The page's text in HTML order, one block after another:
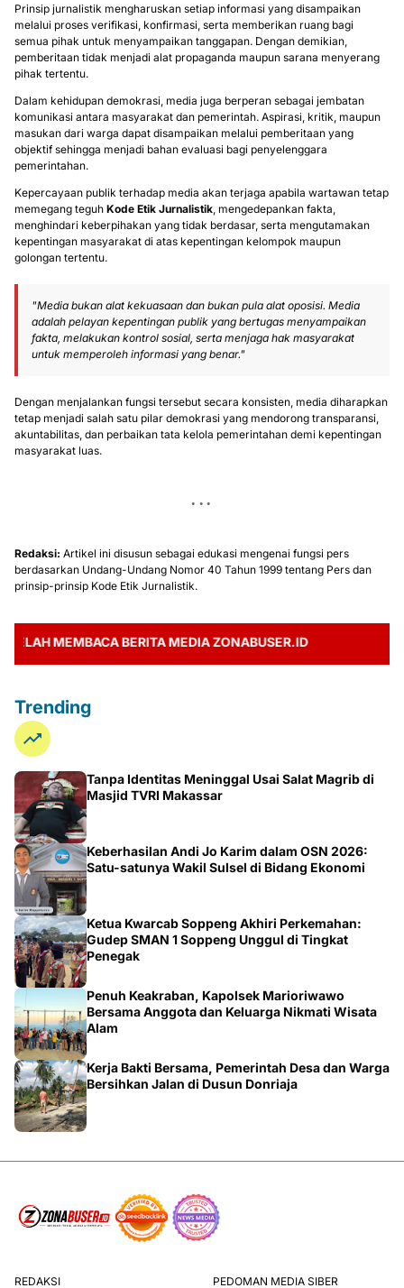
Prinsip jurnalistik mengharuskan setiap informasi yang disampaikan
melalui proses verifikasi, konfirmasi, serta memberikan ruang bagi
semua pihak untuk menyampaikan tanggapan. Dengan demikian,
pemberitaan tidak menjadi alat propaganda maupun sarana menyerang
pihak tertentu.
Dalam kehidupan demokrasi, media juga berperan sebagai jembatan
komunikasi antara masyarakat dan pemerintah. Aspirasi, kritik, maupun
masukan dari warga dapat disampaikan melalui pemberitaan yang
objektif sehingga menjadi bahan evaluasi bagi penyelenggara
pemerintahan.
Kepercayaan publik terhadap media akan terjaga apabila wartawan tetap
memegang teguh Kode Etik Jurnalistik , mengedepankan fakta,
menghindari keberpihakan yang tidak berdasar, serta mengutamakan
kepentingan masyarakat di atas kepentingan kelompok maupun
golongan tertentu.
"Media bukan alat kekuasaan dan bukan pula alat oposisi. Media
adalah pelayan kepentingan publik yang bertugas menyampaikan
fakta, melakukan kontrol sosial, serta menjaga hak masyarakat
untuk memperoleh informasi yang benar."
Dengan menjalankan fungsi tersebut secara konsisten, media diharapkan
tetap menjadi salah satu pilar demokrasi yang mendorong transparansi,
akuntabilitas, dan perbaikan tata kelola pemerintahan demi kepentingan
masyarakat luas.
Redaksi: Artikel ini disusun sebagai edukasi mengenai fungsi pers
berdasarkan Undang-Undang Nomor 40 Tahun 1999 tentang Pers dan
prinsip-prinsip Kode Etik Jurnalistik.
MEMBACA BERITA MEDIA ZONABUSER.ID
Trending
Tanpa Identitas Meninggal Usai Salat Magrib di
Masjid TVRI Makassar
Keberhasilan Andi Jo Karim dalam OSN 2026:
Satu-satunya Wakil Sulsel di Bidang Ekonomi
Ketua Kwarcab Soppeng Akhiri Perkemahan:
Gudep SMAN 1 Soppeng Unggul di Tingkat
Penegak
Penuh Keakraban, Kapolsek Marioriwawo
Bersama Anggota dan Keluarga Nikmati Wisata
Alam
Kerja Bakti Bersama, Pemerintah Desa dan Warga
Bersihkan Jalan di Dusun Donriaja
REDAKSI PEDOMAN MEDIA SIBER